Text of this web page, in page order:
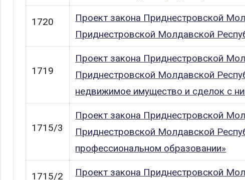
1720
Проект закона Приднестровской
Приднестровской Молдавской
1719
Проект закона Приднестровской
Приднестровской Молдавской
недвижимое имущество и сделок с
1715/3
Проект закона Приднестровской
Приднестровской Молдавской
профессиональном образовании»
1715/2
Проект закона Приднестровской